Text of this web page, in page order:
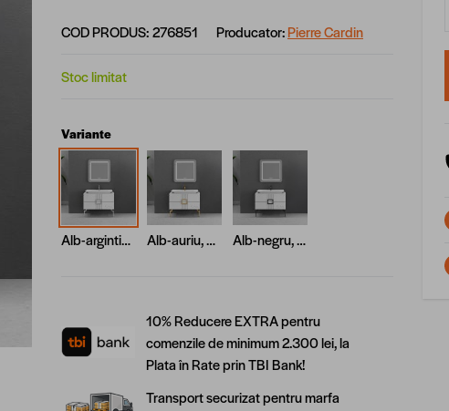
COD PRODUS:276851 Producator:Pierre Cardin
Stoc limitat
Variante
Alb-argintiu, Alb-argintiu Alb-auriu, Alb-auriu Alb-negru, Alb-negru
10% Reducere EXTRA pentru
comenzile de minimum 2.300 lei, la
Plata în Rate prin TBI Bank!
Transport securizat pentru marfa